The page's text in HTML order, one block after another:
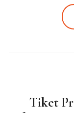
Tiket